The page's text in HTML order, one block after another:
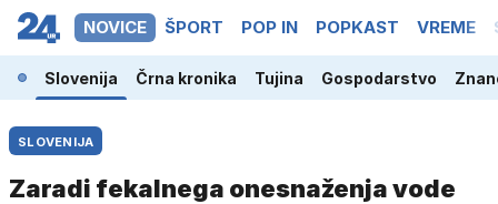
NOVICE ŠPORT POP IN POPKAST VREME
Slovenija Črna kronika Tujina Gospodarstvo
SLOVENIJA
Zaradi fekalnega onesnaženja vode